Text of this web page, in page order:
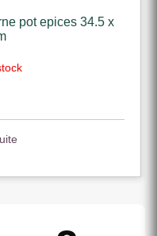
pot epices 34.5 x